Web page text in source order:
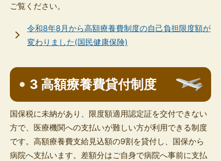
ご覧ください。
令和8年8月から高額療養費制度の自己負担限度額が
変わりました(国民健康保険)
3 高額療養費貸付制度
国保税に未納があり、限度額適用認定証を交付できない
方で、医療機関への支払いが難しい方が利用できる制度
です。高額療養費支給見込額の9割を貸付し、国保から
病院へ支払います。差額分はご自身で病院へ事前に支払